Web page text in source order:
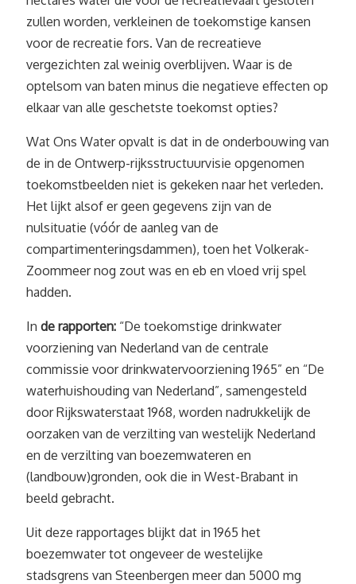
zullen worden, verkleinen de toekomstige kansen
voor de recreatie fors. Van de recreatieve
vergezichten zal weinig overblijven. Waar is de
optelsom van baten minus die negatieve effecten op
elkaar van alle geschetste toekomst opties?
Wat Ons Water opvalt is dat in de onderbouwing van
de in de Ontwerp-rijksstructuurvisie opgenomen
toekomstbeelden niet is gekeken naar het verleden.
Het lijkt alsof er geen gegevens zijn van de
nulsituatie (vóór de aanleg van de
compartimenteringsdammen), toen het Volkerak-
Zoommeer nog zout was en eb en vloed vrij spel
hadden.
In de rapporten: “De toekomstige drinkwater
voorziening van Nederland van de centrale
commissie voor drinkwatervoorziening 1965” en “De
waterhuishouding van Nederland”, samengesteld
door Rijkswaterstaat 1968, worden nadrukkelijk de
oorzaken van de verzilting van westelijk Nederland
en de verzilting van boezemwateren en
(landbouw)gronden, ook die in West-Brabant in
beeld gebracht.
Uit deze rapportages blijkt dat in 1965 het
boezemwater tot ongeveer de westelijke
stadsgrens van Steenbergen meer dan 5000 mg